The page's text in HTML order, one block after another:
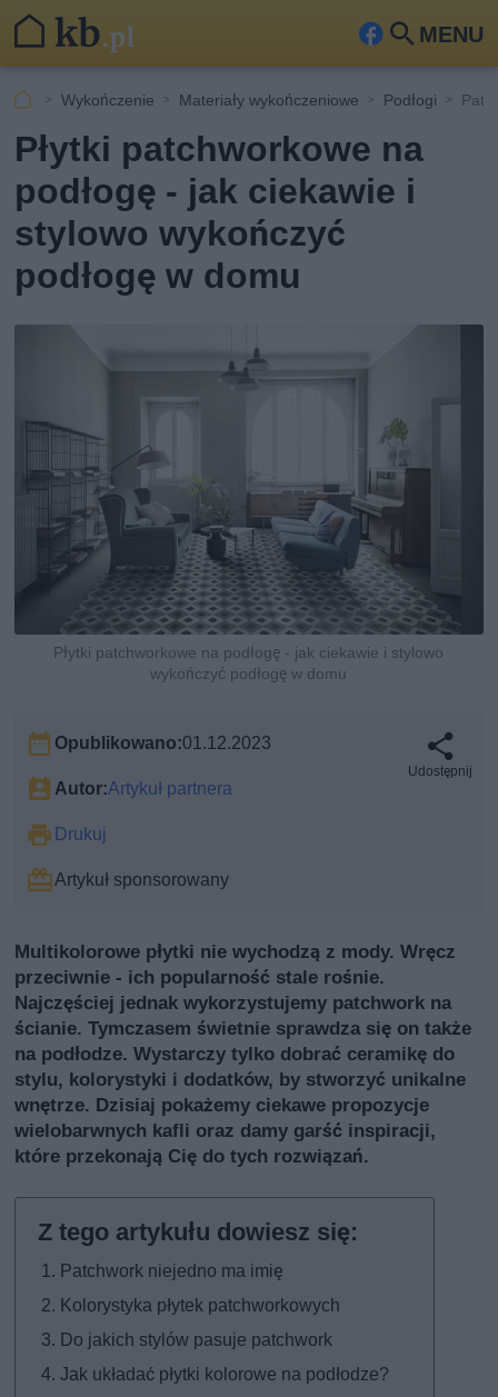
MENU
Fa
ook
Szu
kaj
Wykończenie Materiały wykończeniowe Podłogi
Płytki patchworkowe na
podłogę - jak ciekawie i
stylowo wykończyć
podłogę w domu
Płytki patchworkowe na podłogę - jak ciekawie i stylowo
wykończyć podłogę w domu
Opublikowano:01.12.2023
Autor:Artykuł partnera
Drukuj
Artykuł sponsorowany
Udostępnij
Multikolorowe płytki nie wychodzą z mody. Wręcz
przeciwnie - ich popularność stale rośnie.
Najczęściej jednak wykorzystujemy patchwork na
ścianie. Tymczasem świetnie sprawdza się on także
na podłodze. Wystarczy tylko dobrać ceramikę do
stylu, kolorystyki i dodatków, by stworzyć unikalne
wnętrze. Dzisiaj pokażemy ciekawe propozycje
wielobarwnych kafli oraz damy garść inspiracji,
które przekonają Cię do tych rozwiązań.
Patchwork niejedno ma imię
Kolorystyka płytek patchworkowych
Do jakich stylów pasuje patchwork
Jak układać płytki kolorowe na podłodze?